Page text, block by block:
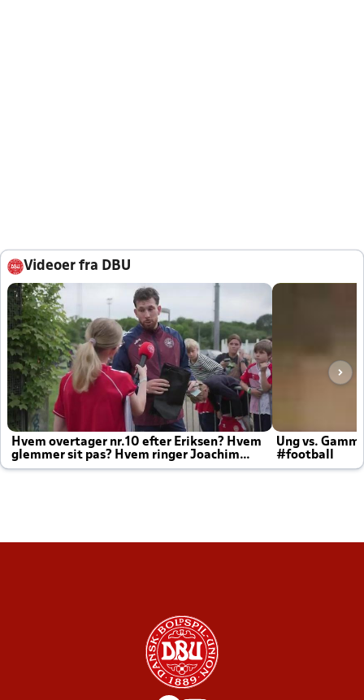
Videoer fra DBU
Hvem overtager nr.10 efter Eriksen? Hvem
glemmer sit pas? Hvem ringer Joachim
altid til efter kampe?
Ung vs.
#football